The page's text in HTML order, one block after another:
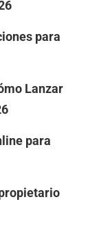
para
Lanzar
para